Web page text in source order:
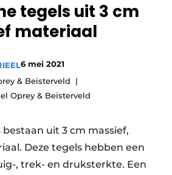
statement
tegels uit 3 cm
materiaal
6 mei 2021
& Beisterveld
Oprey & Beisterveld
uit 3 cm massief,
Deze tegels hebben een
, trek- en druksterkte. Een